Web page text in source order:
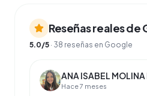
Reseñas reales de
5.0/5 · 38 reseñas en Google
ANA ISABEL MOLINA
Hace 7 meses